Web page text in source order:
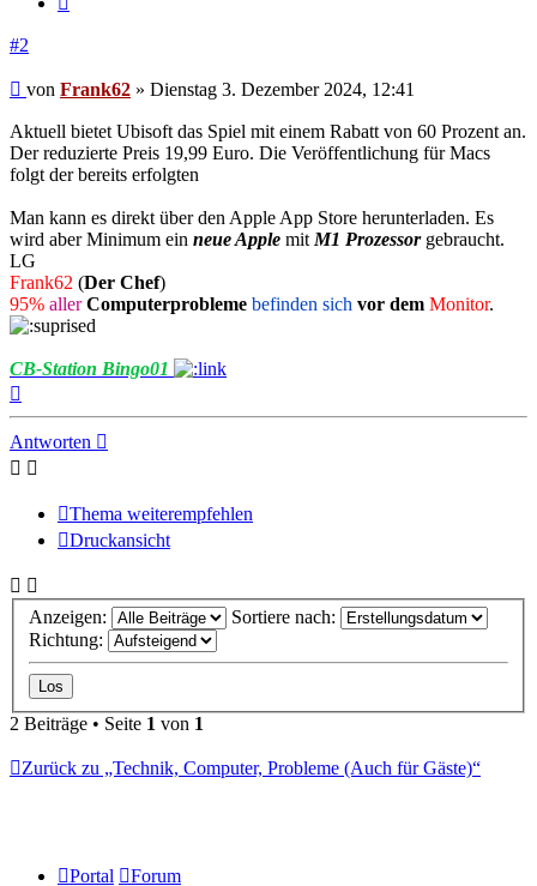
#2
Beitrag
von Frank62 » Dienstag 3. Dezember 2024, 12:41
Aktuell bietet Ubisoft das Spiel mit einem Rabatt von 60 Prozent an.
Der reduzierte Preis 19,99 Euro. Die Veröffentlichung für Macs
folgt der bereits erfolgten
Man kann es direkt über den Apple App Store herunterladen. Es
wird aber Minimum ein neue Apple mit M1 Prozessorgebraucht.
LG
Frank62 (Der Chef)
95% aller Computerprobleme befinden sich vor dem Monitor.
CB-Station Bingo01
Antworten
Thema weiterempfehlen
Druckansicht
Anzeigen:
Sortiere nach:
Richtung:
2 Beiträge • Seite 1 von 1
Zurück zu „Technik, Computer, Probleme (Auch für Gäste)“
Portal Forum